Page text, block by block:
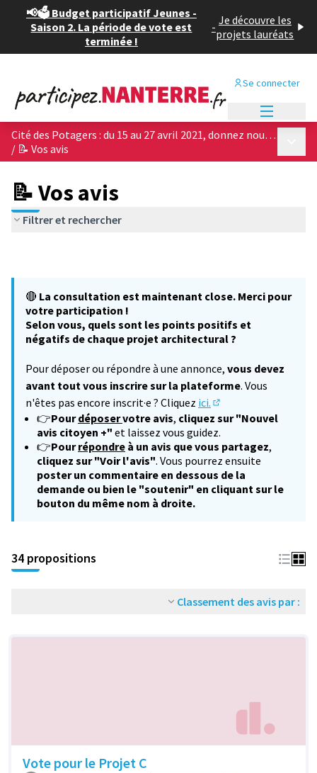
📢🗳️ Budget participatif Jeunes -
Saison 2. La période de vote est
terminée !
- Je découvre les
projets lauréats
Se connecter
Cité des Potagers : du 15 au 27 avril 2021, donnez nous votre avis sur les 4 projets architecturaux !
/ 📝 Vos avis
📝 Vos avis
Filtrer et rechercher
🔴 La consultation est maintenant close. Merci pour
votre participation !
Selon vous, quels sont les points positifs et
négatifs de chaque projet architectural ?
Pour déposer ou répondre à une annonce, vous devez
avant tout vous inscrire sur la plateforme. Vous
n'êtes pas encore inscrit·e ? Cliquez ici.
(S'ouvre dans un
👉Pourdéposervotre avis, cliquez sur "Nouvel
avis citoyen +" et laissez vous guidez.
👉Pourrépondre à un avis que vous partagez,
cliquez sur "Voir l'avis". Vous pourrez ensuite
poster un commentaire en dessous de la
demande ou bien le "soutenir" en cliquant sur le
bouton du même nom à droite.
34 propositions
Classement des avis par :
Vote pour le Projet C